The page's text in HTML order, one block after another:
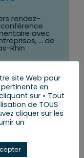
rendez-
avec
… de
Rhin
ou de son
ou de son
site Web pour
en
sur « Tout
de TOUS
cliquer sur les
un